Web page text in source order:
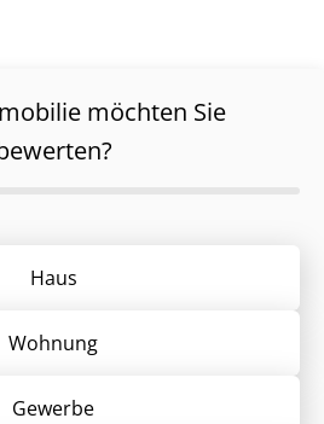
möchten Sie
Haus
Wohnung
Gewerbe